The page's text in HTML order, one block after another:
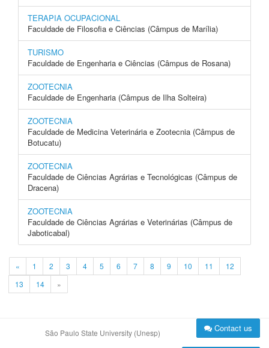
TERAPIA OCUPACIONAL
Faculdade de Filosofia e Ciências (Câmpus de Marília)
TURISMO
Faculdade de Engenharia e Ciências (Câmpus de Rosana)
ZOOTECNIA
Faculdade de Engenharia (Câmpus de Ilha Solteira)
ZOOTECNIA
Faculdade de Medicina Veterinária e Zootecnia (Câmpus de
Botucatu)
ZOOTECNIA
Faculdade de Ciências Agrárias e Tecnológicas (Câmpus de
Dracena)
ZOOTECNIA
Faculdade de Ciências Agrárias e Veterinárias (Câmpus de
Jaboticabal)
« 1 2 3 4 5 6 7 8 9 10 11
12
13
14 »
São Paulo State University (Unesp) Contact us